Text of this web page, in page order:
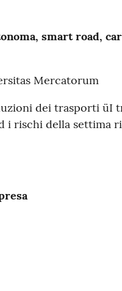
smart road,
Mercatorum
dei trasporti üI
i rischi della settima